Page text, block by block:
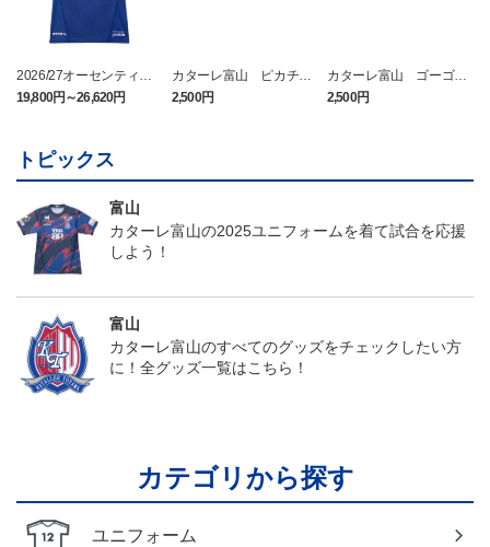
2026/27オーセンティッ
クユニフォーム FP 1st
19,800円～26,620円
カターレ富山 ピカチュ
ウ タオルマフラー
2,500円
カターレ富山 ゴーゴー
ト タオルマフラー
2,500円
トピックス
富山
カターレ富山の2025ユニフォームを着て試合を応援
しよう！
富山
カターレ富山のすべてのグッズをチェックしたい方
に！全グッズ一覧はこちら！
カテゴリから探す
ユニフォーム